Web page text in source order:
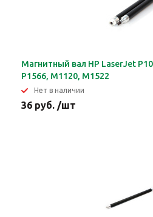
Магнитный вал HP LaserJet
P1566, M1120, M1522
Нет в наличии
36 руб. /шт